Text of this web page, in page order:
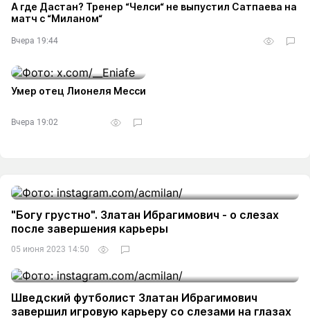
А где Дастан? Тренер “Челси“ не выпустил Сатпаева на
матч с “Миланом“
Вчера 19:44
Умер отец Лионеля Месси
Вчера 19:02
"Богу грустно". Златан Ибрагимович - о слезах
после завершения карьеры
05 июня 2023 14:50
Шведский футболист Златан Ибрагимович
завершил игровую карьеру со слезами на глазах